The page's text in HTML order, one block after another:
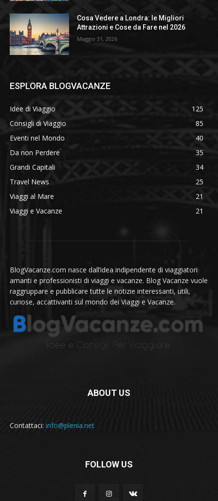
Cosa Vedere a Londra: le Migliori
Attrazioni e Cose da Fare nel 2026
Maggio 31, 2026
ESPLORA BLOGVACANZE
Idee di Viaggio
125
Consigli di Viaggio
85
Eventi nel Mondo
40
Da non Perdere
35
Grandi Capitali
34
Travel News
25
Viaggi al Mare
21
Viaggi e Vacanze
21
BlogVacanze.com nasce dall’idea indipendente di viaggiatori
amanti e professionisti di viaggi e vacanze. Blog Vacanze vuole
raggruppare e pubblicare tutte le notizie interessanti, utili,
curiose, accattivanti sul mondo dei Viaggi e Vacanze.
ABOUT US
Contattaci: info@plenia.net
FOLLOW US